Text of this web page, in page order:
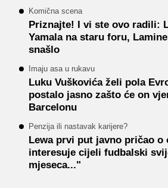
Komična scena
Priznajte! I vi ste ovo radili:
Yamala na staru foru,
snašlo
Imaju asa u rukavu
Luku Vuškovića želi pola
postalo jasno zašto će on
Barcelonu
Penzija ili nastavak karijere?
Lewa prvi put javno pričao o
interesuje cijeli fudbalski
mjeseca..."